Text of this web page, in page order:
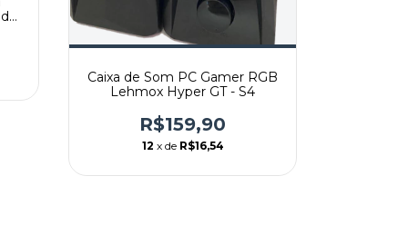
Caixa de Som PC Gamer RGB
Lehmox Hyper GT - S4
R$159,90
12 x de R$16,54